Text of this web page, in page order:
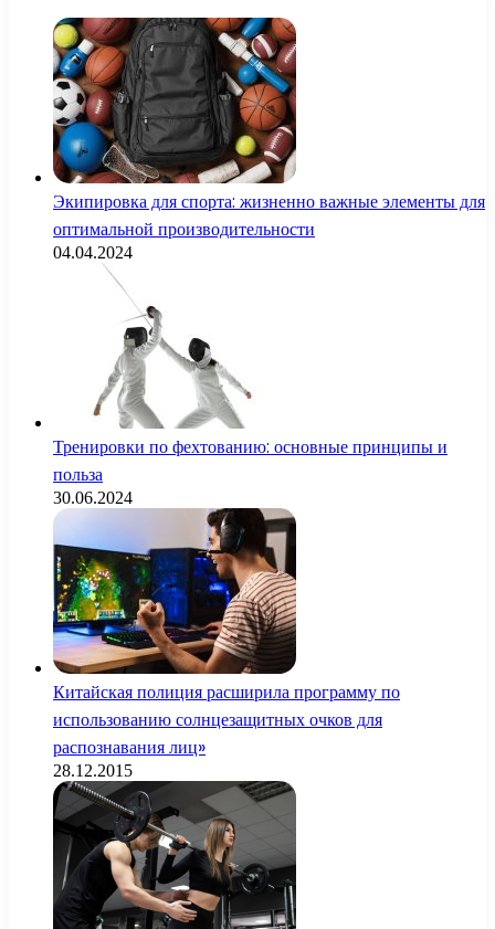
Экипировка для спорта: жизненно важные элементы для
оптимальной производительности
04.04.2024
Тренировки по фехтованию: основные принципы и
польза
30.06.2024
Китайская полиция расширила программу по
использованию солнцезащитных очков для
распознавания лиц»
28.12.2015